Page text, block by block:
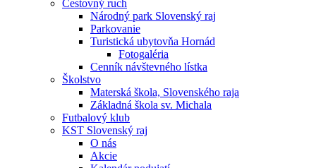
Cestovný ruch
Národný park Slovenský raj
Parkovanie
Turistická ubytovňa Hornád
Fotogaléria
Cenník návštevného lístka
Školstvo
Materská škola, Slovenského raja
Základná škola sv. Michala
Futbalový klub
KST Slovenský raj
O nás
Akcie